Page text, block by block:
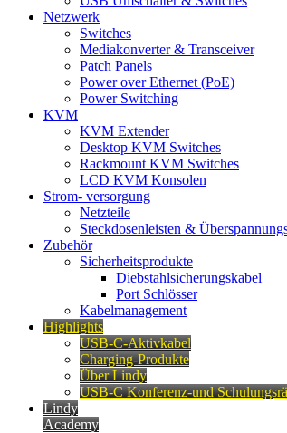
Netzwerk
Switches
Mediakonverter & Transceiver
Patch Panels
Power over Ethernet (PoE)
Power Switching
KVM
KVM Extender
Desktop KVM Switches
Rackmount KVM Switches
LCD KVM Konsolen
Strom- versorgung
Netzteile
Steckdosenleisten &
Zubehör
Sicherheitsprodukte
Diebstahlsicherungskabel
Port Schlösser
Kabelmanagement
Highlights
USB-C-Aktivkabel
Charging-Produkte
Über Lindy
USB-C Konferenz-und
Lindy
Academy